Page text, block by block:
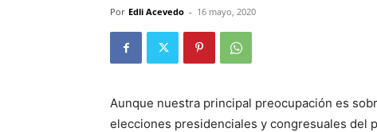
Por Edli Acevedo - 16 mayo, 2020
Aunque nuestra principal preocupación es
elecciones presidenciales y congresuales del